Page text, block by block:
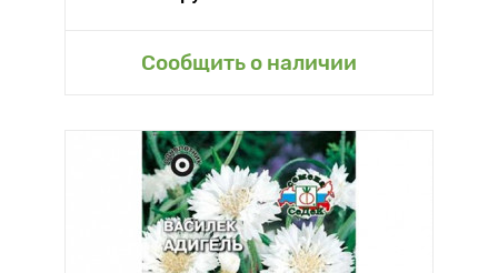
Сообщить о наличии